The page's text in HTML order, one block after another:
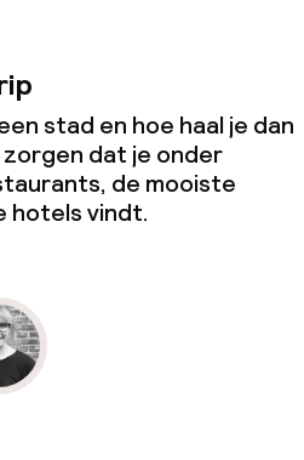
stad en hoe haal je dan
zorgen dat je onder
de mooiste
hotels vindt.